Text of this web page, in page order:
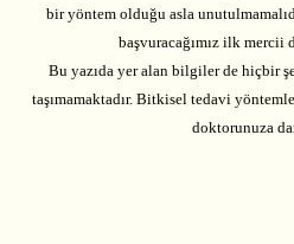
bir yöntem olduğu asla
başvuracağımız ilk mercii
Bu yazıda yer alan bilgiler de hiçbir
taşımamaktadır. Bitkisel tedavi
doktorunuza